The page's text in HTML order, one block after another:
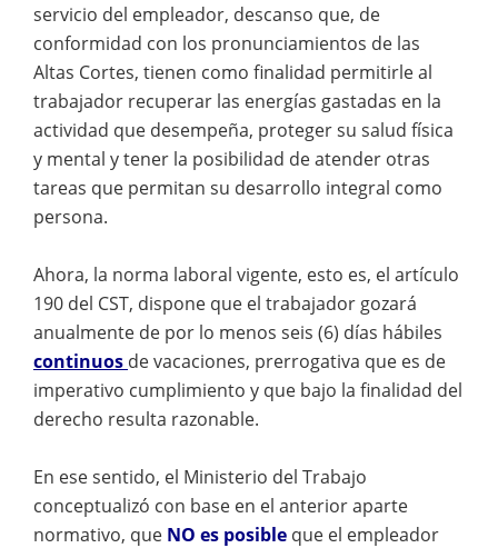
servicio del empleador, descanso que, de
conformidad con los pronunciamientos de las
Altas Cortes, tienen como finalidad permitirle al
trabajador recuperar las energías gastadas en la
actividad que desempeña, proteger su salud física
y mental y tener la posibilidad de atender otras
tareas que permitan su desarrollo integral como
persona.
Ahora, la norma laboral vigente, esto es, el artículo
190 del CST, dispone que el trabajador gozará
anualmente de por lo menos seis (6) días hábiles
continuos de vacaciones, prerrogativa que es de
imperativo cumplimiento y que bajo la finalidad del
derecho resulta razonable.
En ese sentido, el Ministerio del Trabajo
conceptualizó con base en el anterior aparte
normativo, que NO es posible que el empleador